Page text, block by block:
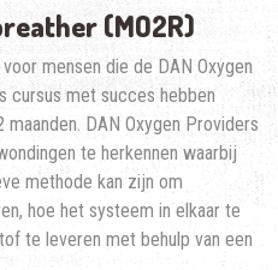
(MO2R)
mensen die de DAN Oxygen
cursus met succes hebben
DAN Oxygen Providers
te herkennen waarbij
methode kan zijn om
hoe het systeem in elkaar te
te leveren met behulp van een